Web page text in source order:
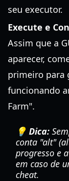
seu executor.
Execute e
Assim que a
aparecer,
primeiro para
funcionando
Farm".
💡 Dica:
conta "alt"
progresso e
em caso de
cheat.